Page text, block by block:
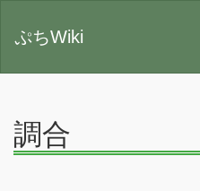
ぷちWiki
調合